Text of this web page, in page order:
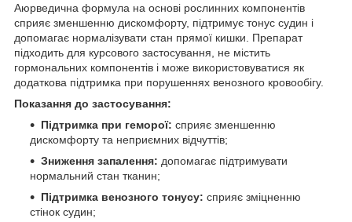
Аюрведична формула на основі рослинних компонентів
сприяє зменшенню дискомфорту, підтримує тонус судин і
допомагає нормалізувати стан прямої кишки. Препарат
підходить для курсового застосування, не містить
гормональних компонентів і може використовуватися як
додаткова підтримка при порушеннях венозного кровообігу.
Показання до застосування:
Підтримка при геморої: сприяє зменшенню
дискомфорту та неприємних відчуттів;
Зниження запалення: допомагає підтримувати
нормальний стан тканин;
Підтримка венозного тонусу: сприяє зміцненню
стінок судин;